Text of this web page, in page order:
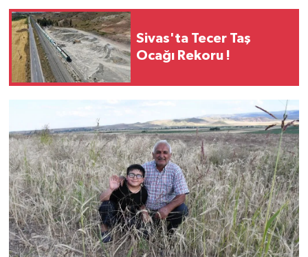
Sivas'ta Tecer Taş
Ocağı Rekoru !